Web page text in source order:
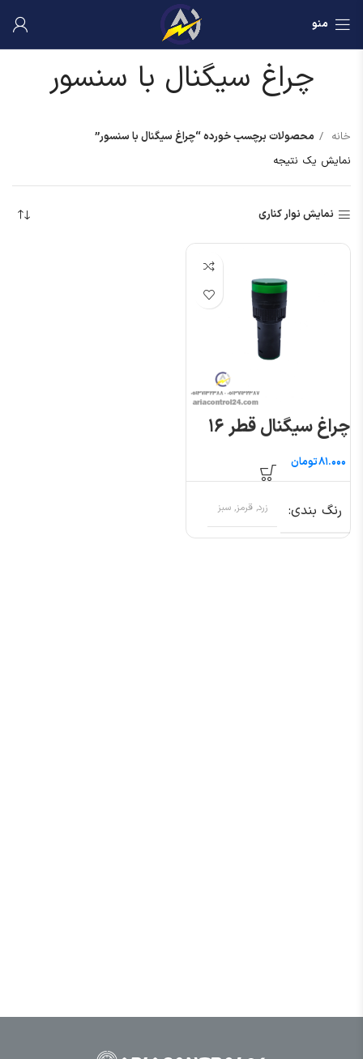
منو
چراغ سیگنال با سنسور
خانه
محصولات برچسب خورده “چراغ سیگنال با سنسور”
نمایش یک نتیجه
نمایش نوار کناری
چراغ سیگنال قطر ۱۶
تومان
رنگ بندی زرد, قرمز, سبز